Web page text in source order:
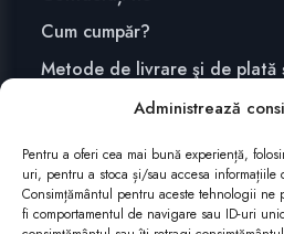
Administrează
Pentru a oferi cea mai bună experiență,
uri, pentru a stoca și/sau accesa informațiile
Consimțământul pentru aceste tehnologii ne
fi comportamentul de navigare sau ID-uri
Cum cumpăr?
Metode de livrare şi de
Confidențialitate și securitate
ABONEAZĂ-TE